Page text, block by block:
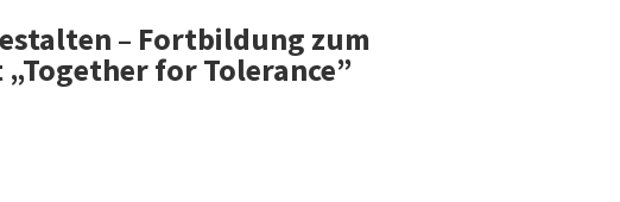
– Fortbildung zum
for Tolerance”